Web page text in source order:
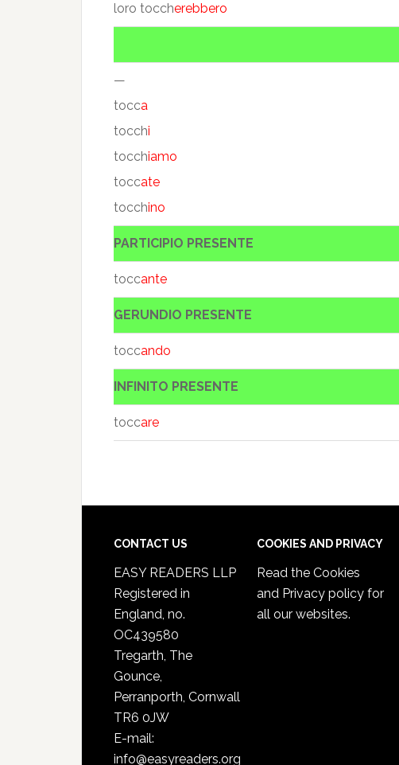
loro toccherebbero
—
tocca
tocchi
tocchiamo
toccate
tocchino
PARTICIPIO PRESENTE
toccante
GERUNDIO PRESENTE
toccando
INFINITO PRESENTE
toccare
CONTACT US
EASY READERS LLP
Registered in
England, no.
OC439580
Tregarth, The
Gounce,
Perranporth, Cornwall
TR6 0JW
E-mail:
info@easyreaders.org
COOKIES AND PRIVACY
Read the Cookies
and Privacy policy for
all our websites.